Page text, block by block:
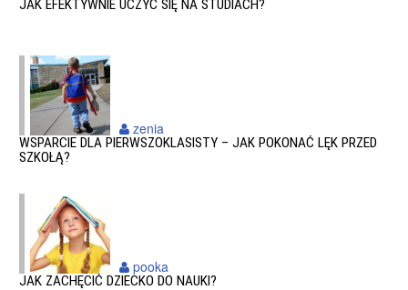
JAK EFEKTYWNIE UCZYĆ SIĘ NA STUDIACH?
WSPARCIE DLA PIERWSZOKLASISTY – JAK POKONAĆ LĘK PRZED
SZKOŁĄ?
zenia
JAK ZACHĘCIĆ DZIECKO DO NAUKI?
pooka